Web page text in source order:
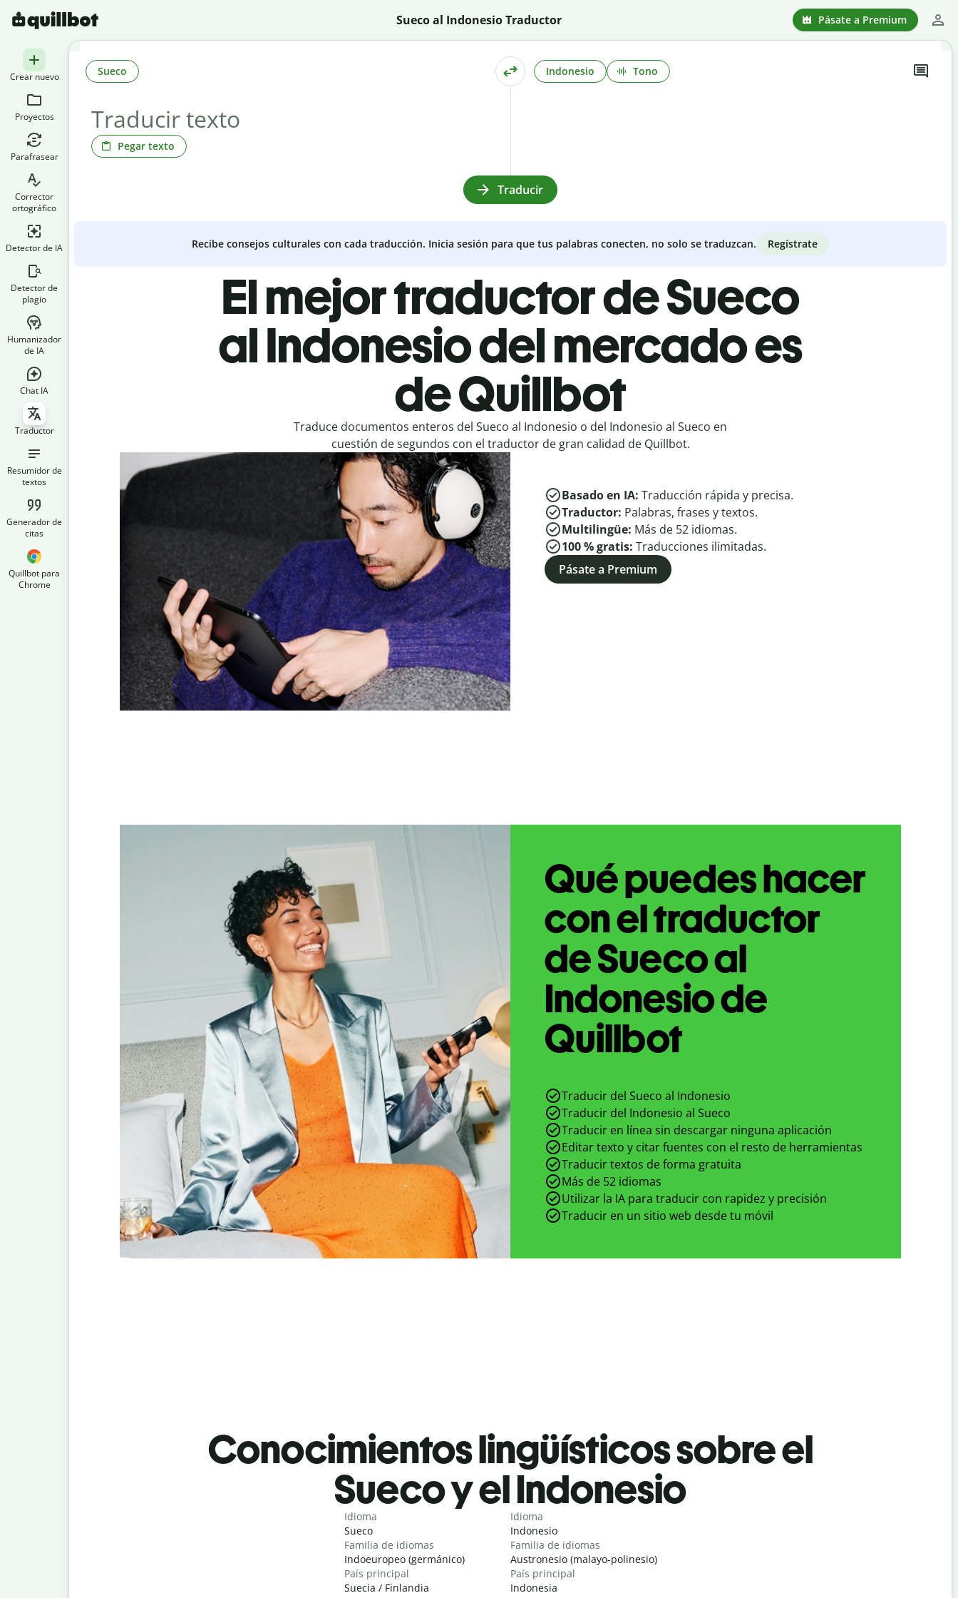
Sueco al Indonesio Traductor Pásate a Premium
Crear nuevo
Proyectos
Parafrasear
Corrector
ortográfico
Detector de IA
Detector de
plagio
Humanizador
de IA
Chat IA
Traductor
Resumidor de
textos
Generador de
citas
Quillbot para
Chrome
Pegar texto
Sueco Indonesio Tono
Traducir
Recibe consejos culturales con cada traducción. Inicia sesión para que tus palabras conecten, no solo se traduzcan. Regístrate
El mejor traductor de Sueco
al Indonesio del mercado es
de Quillbot
Traduce documentos enteros del Sueco al Indonesio o del Indonesio al Sueco en
cuestión de segundos con el traductor de gran calidad de Quillbot.
Basado en IA: Traducción rápida y precisa.
Traductor: Palabras, frases y textos.
Multilingüe: Más de 52 idiomas.
100 % gratis: Traducciones ilimitadas.
Pásate a Premium
Qué puedes hacer
con el traductor
de Sueco al
Indonesio de
Quillbot
Traducir del Sueco al Indonesio
Traducir del Indonesio al Sueco
Traducir en línea sin descargar ninguna aplicación
Editar texto y citar fuentes con el resto de herramientas
Traducir textos de forma gratuita
Más de 52 idiomas
Utilizar la IA para traducir con rapidez y precisión
Traducir en un sitio web desde tu móvil
Conocimientos lingüísticos sobre el
Sueco y el Indonesio
Idioma
Sueco
Familia de idiomas
Indoeuropeo (germánico)
País principal
Suecia / Finlandia
Idioma
Indonesio
Familia de idiomas
Austronesio (malayo-polinesio)
País principal
Indonesia